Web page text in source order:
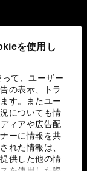
を使用し
て、ユーザー
の表示、トラ
す。またユー
についても情
ィアや広告配
ーに情報を共
れた情報は、
供した他の情